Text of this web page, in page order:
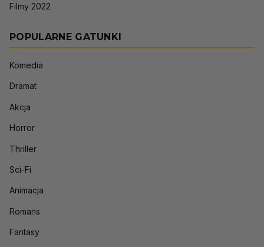
Filmy 2022
POPULARNE GATUNKI
Komedia
Dramat
Akcja
Horror
Thriller
Sci-Fi
Animacja
Romans
Fantasy